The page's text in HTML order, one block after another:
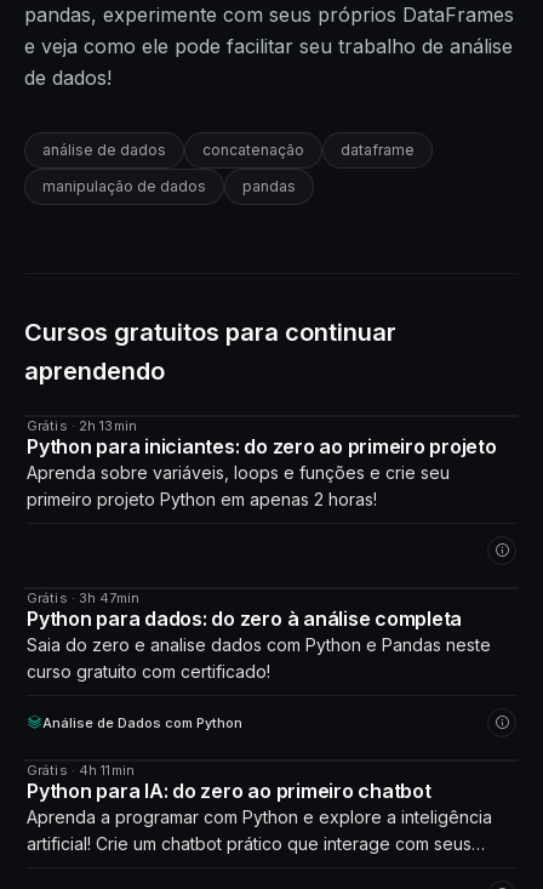
pandas, experimente com seus próprios DataFrames
e veja como ele pode facilitar seu trabalho de análise
de dados!
análise de dados concatenação
dataframe
manipulação de dados
pandas
Cursos gratuitos para continuar
aprendendo
CURSO
Grátis · 2h 13min
Python para iniciantes: do zero ao primeiro projeto
Aprenda sobre variáveis, loops e funções e crie seu
primeiro projeto Python em apenas 2 horas!
CURSO
Grátis · 3h 47min
Python para dados: do zero à análise completa
Saia do zero e analise dados com Python e Pandas neste
curso gratuito com certificado!
Análise de Dados com Python
CURSO
Grátis · 4h 11min
Python para IA: do zero ao primeiro chatbot
Aprenda a programar com Python e explore a inteligência
artificial! Crie um chatbot prático que interage com seus